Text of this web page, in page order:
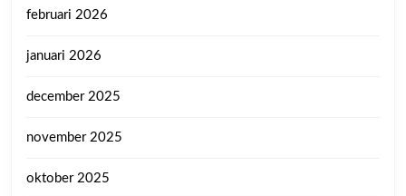
februari 2026
januari 2026
december 2025
november 2025
oktober 2025